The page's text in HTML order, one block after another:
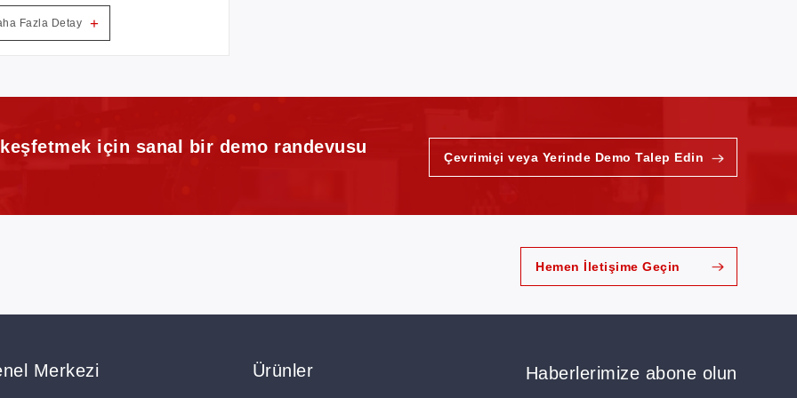
için CCD kamera
Fazla Detay +
için sanal bir demo randevusu
Çevrimiçi veya Yerinde Demo Talep Edin
Hemen İletişime Geçin
Merkezi Ürünler Haberlerimize abone olun